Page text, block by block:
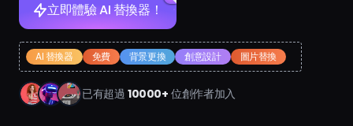
立即體驗 AI 替換器！
AI 替換器 免費 背景更換 創意設計 圖片替換
已有超過 10000+ 位創作者加入